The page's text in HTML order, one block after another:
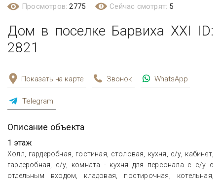
Просмотров:2775 Сейчас смотрят: 5
Дом в поселке Барвиха XXI ID:
2821
Показать на карте Звонок WhatsApp
Telegram
Описание объекта
1 этаж
Холл, гардеробная, гостиная, столовая, кухня, с/у, кабинет,
гардеробная, с/у, комната - кухня для персонала с с/у с
отдельным входом, кладовая, постирочная, котельная,